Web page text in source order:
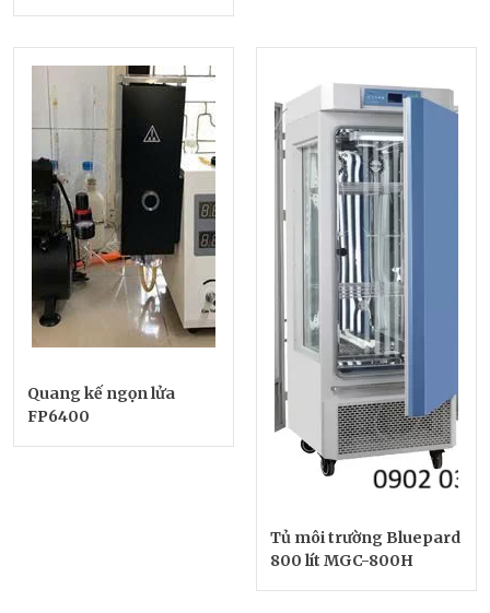
Quang kế ngọn lửa
FP6400
Tủ môi trường Bluepard
800 lít MGC-800H